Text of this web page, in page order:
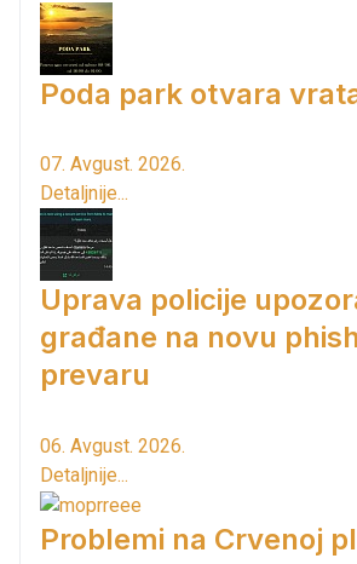
Poda park otvara
07. Avgust. 2026.
Detaljnije...
Uprava policije
građane na novu
prevaru
06. Avgust. 2026.
Detaljnije...
Problemi na Crvenoj